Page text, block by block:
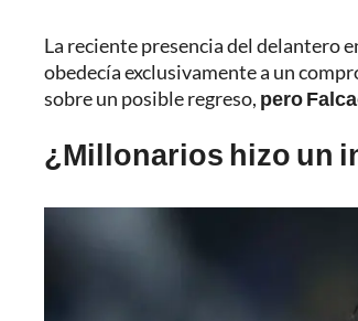
La reciente presencia del delantero
obedecía exclusivamente a un
sobre un posible regreso, pero
¿Millonarios hizo un